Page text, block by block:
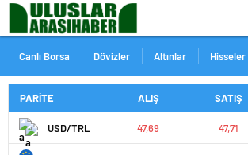
Canlı Borsa Dövizler Altınlar Hisseler
PARİTE ALIŞ SATIŞ
USD/TRL 47,69 47,71